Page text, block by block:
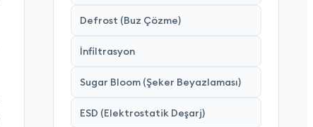
Defrost (Buz Çözme)
İnfiltrasyon
Sugar Bloom (Şeker Beyazlaması)
ESD (Elektrostatik Deşarj)